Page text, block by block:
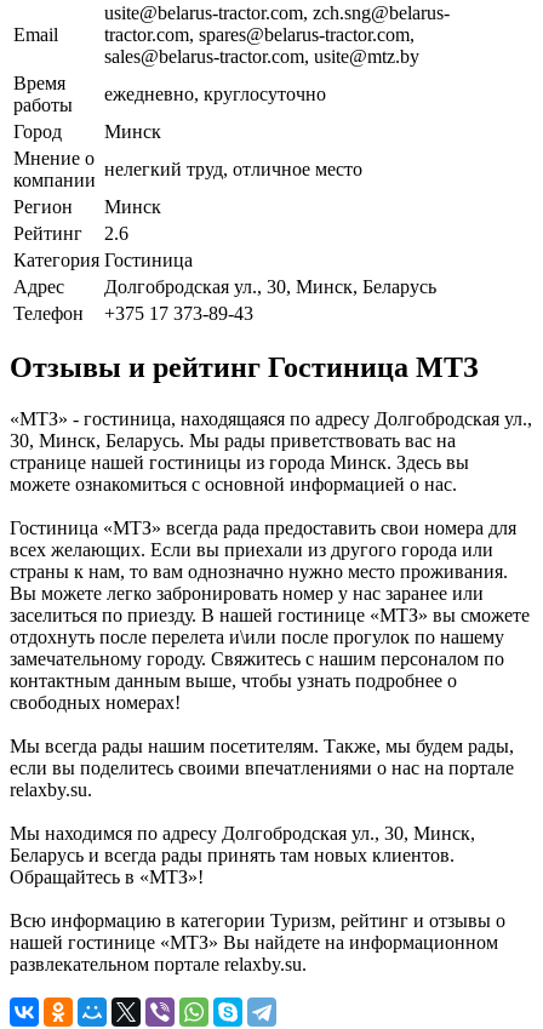
Email
usite@belarus-tractor.com, zch.sng@belarus-
tractor.com, spares@belarus-tractor.com,
sales@belarus-tractor.com, usite@mtz.by
Время
работы
ежедневно, круглосуточно
Город
Минск
Мнение о
компании
нелегкий труд, отличное место
Регион
Минск
Рейтинг
2.6
Категория Гостиница
Адрес
Долгобродская ул., 30, Минск, Беларусь
Телефон
+375 17 373-89-43
Отзывы и рейтинг Гостиница МТЗ
«МТЗ» - гостиница, находящаяся по адресу Долгобродская ул.,
30, Минск, Беларусь. Мы рады приветствовать вас на
странице нашей гостиницы из города Минск. Здесь вы
можете ознакомиться с основной информацией о нас.
Гостиница «МТЗ» всегда рада предоставить свои номера для
всех желающих. Если вы приехали из другого города или
страны к нам, то вам однозначно нужно место проживания.
Вы можете легко забронировать номер у нас заранее или
заселиться по приезду. В нашей гостинице «МТЗ» вы сможете
отдохнуть после перелета и\или после прогулок по нашему
замечательному городу. Свяжитесь с нашим персоналом по
контактным данным выше, чтобы узнать подробнее о
свободных номерах!
Мы всегда рады нашим посетителям. Также, мы будем рады,
если вы поделитесь своими впечатлениями о нас на портале
relaxby.su.
Мы находимся по адресу Долгобродская ул., 30, Минск,
Беларусь и всегда рады принять там новых клиентов.
Обращайтесь в «МТЗ»!
Всю информацию в категории Туризм, рейтинг и отзывы о
нашей гостинице «МТЗ» Вы найдете на информационном
развлекательном портале relaxby.su.